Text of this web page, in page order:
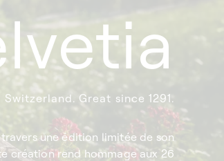
Switzerland. Great since 1291.
une édition limitée de son
création rend hommage aux 26